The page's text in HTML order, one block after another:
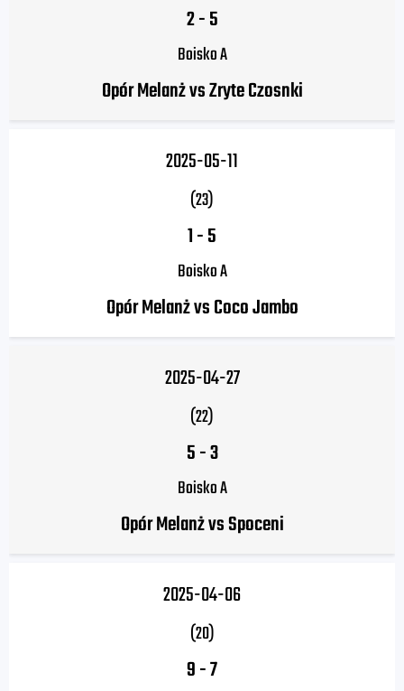
2-5
Boisko A
Opór Melanż vs Zryte Czosnki
2025-05-11
(23)
1-5
Boisko A
Opór Melanż vs Coco Jambo
2025-04-27
(22)
5-3
Boisko A
Opór Melanż vs Spoceni
2025-04-06
(20)
9-7